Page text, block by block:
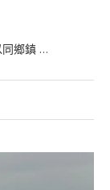
同鄉鎮 …